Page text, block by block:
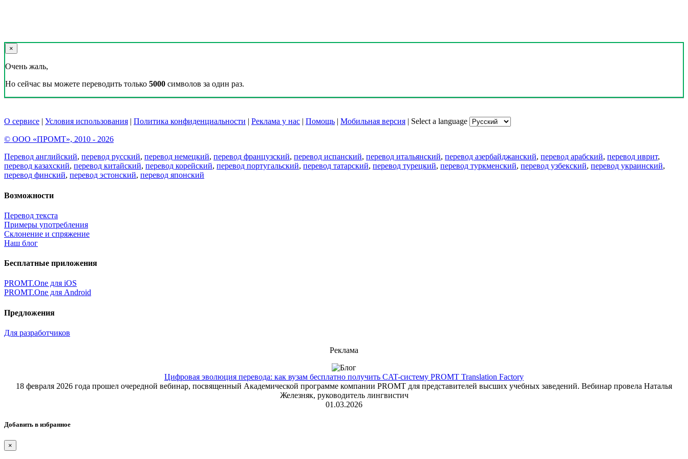
×
Очень жаль,
Но сейчас вы можете переводить только 5000 символов за один раз.
О сервисе | Условия использования | Политика конфиденциальности | Реклама у нас | Помощь | Мобильная версия | Select a language
© ООО «ПРОМТ», 2010 - 2026
Перевод английский, перевод русский, перевод немецкий, перевод французский, перевод испанский, перевод итальянский, перевод азербайджанский, перевод арабский, перевод иврит,
перевод казахский, перевод китайский, перевод корейский, перевод португальский, перевод татарский, перевод турецкий, перевод туркменский, перевод узбекский, перевод украинский,
перевод финский, перевод эстонский, перевод японский
Возможности
Перевод текста
Примеры употребления
Склонение и спряжение
Наш блог
Бесплатные приложения
PROMT.One для iOS
PROMT.One для Android
Предложения
Для разработчиков
Реклама
Цифровая эволюция перевода: как вузам бесплатно получить CAT-систему PROMT Translation Factory
18 февраля 2026 года прошел очередной вебинар, посвященный Академической программе компании PROMT для представителей высших учебных заведений. Вебинар провела Наталья
Железняк, руководитель лингвистич
01.03.2026
Добавить в избранное
×